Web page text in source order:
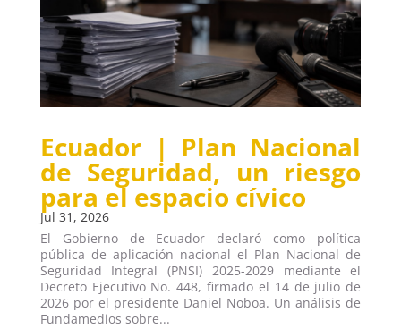
Ecuador | Plan Nacional
de Seguridad, un riesgo
para el espacio cívico
Jul 31, 2026
El Gobierno de Ecuador declaró como política
pública de aplicación nacional el Plan Nacional de
Seguridad Integral (PNSI) 2025-2029 mediante el
Decreto Ejecutivo No. 448, firmado el 14 de julio de
2026 por el presidente Daniel Noboa. Un análisis de
Fundamedios sobre...